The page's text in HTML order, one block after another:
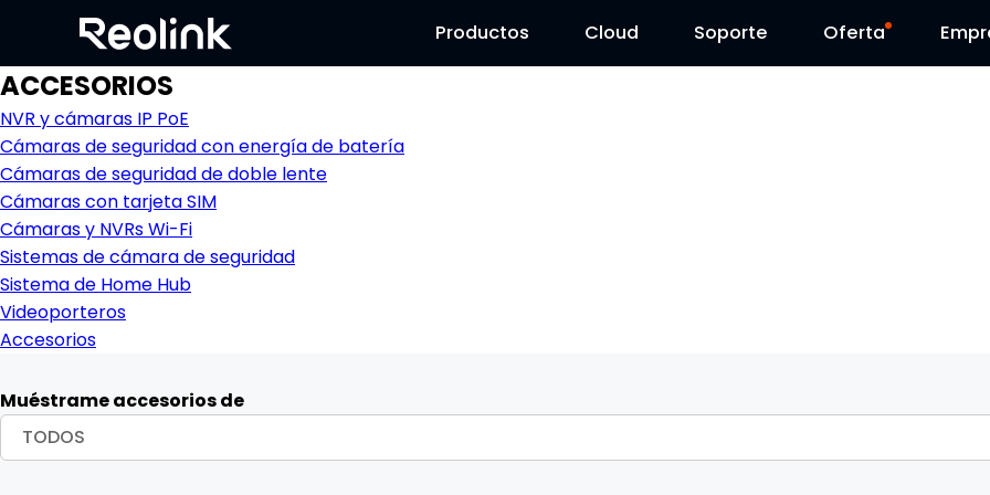
Productos
Cloud
Soporte
Contáctenos Oferta
Día Reolink
ACCESORIOS
NVR y cámaras IP PoE
Cámaras de seguridad con energía de batería
Cámaras de seguridad de doble lente
Cámaras con tarjeta SIM
Cámaras y NVRs Wi-Fi
Sistemas de cámara de seguridad
Sistema de Home Hub
Videoporteros
Accesorios
Muéstrame accesorios de
TODOS